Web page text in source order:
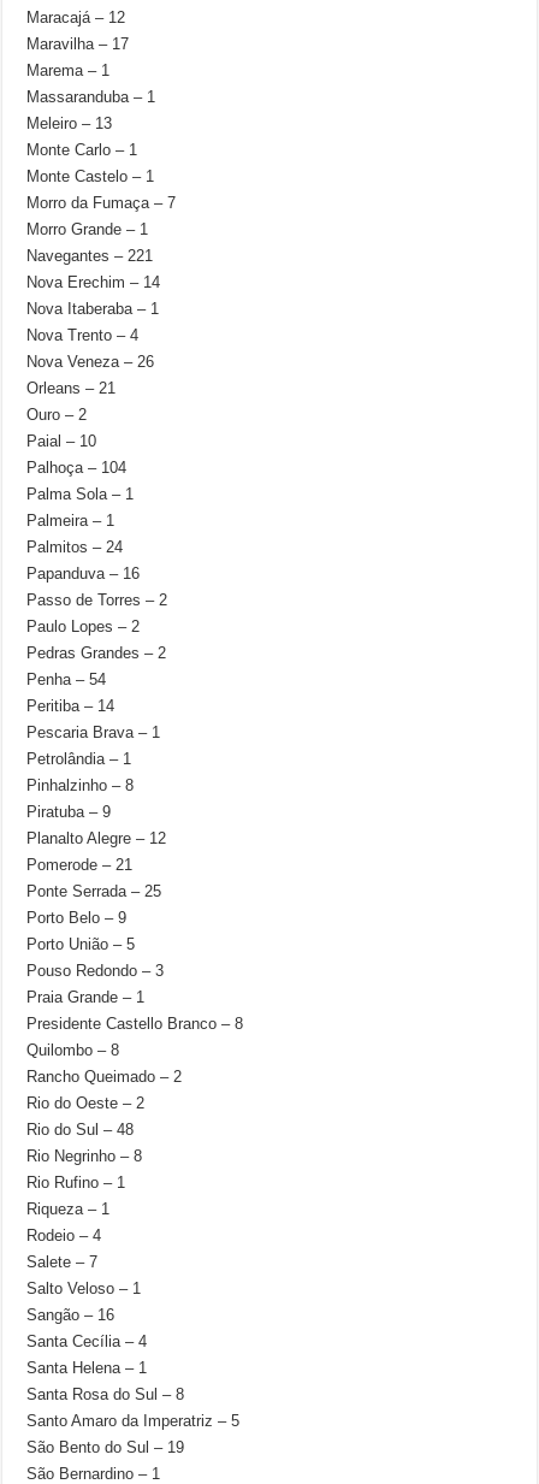
Maracajá – 12
Maravilha – 17
Marema – 1
Massaranduba – 1
Meleiro – 13
Monte Carlo – 1
Monte Castelo – 1
Morro da Fumaça – 7
Morro Grande – 1
Navegantes – 221
Nova Erechim – 14
Nova Itaberaba – 1
Nova Trento – 4
Nova Veneza – 26
Orleans – 21
Ouro – 2
Paial – 10
Palhoça – 104
Palma Sola – 1
Palmeira – 1
Palmitos – 24
Papanduva – 16
Passo de Torres – 2
Paulo Lopes – 2
Pedras Grandes – 2
Penha – 54
Peritiba – 14
Pescaria Brava – 1
Petrolândia – 1
Pinhalzinho – 8
Piratuba – 9
Planalto Alegre – 12
Pomerode – 21
Ponte Serrada – 25
Porto Belo – 9
Porto União – 5
Pouso Redondo – 3
Praia Grande – 1
Presidente Castello Branco – 8
Quilombo – 8
Rancho Queimado – 2
Rio do Oeste – 2
Rio do Sul – 48
Rio Negrinho – 8
Rio Rufino – 1
Riqueza – 1
Rodeio – 4
Salete – 7
Salto Veloso – 1
Sangão – 16
Santa Cecília – 4
Santa Helena – 1
Santa Rosa do Sul – 8
Santo Amaro da Imperatriz – 5
São Bento do Sul – 19
São Bernardino – 1